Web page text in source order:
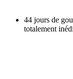
44 jours de
totalement